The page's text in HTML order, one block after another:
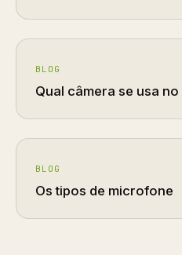
BLOG
Qual câmera se usa no
BLOG
Os tipos de microfone